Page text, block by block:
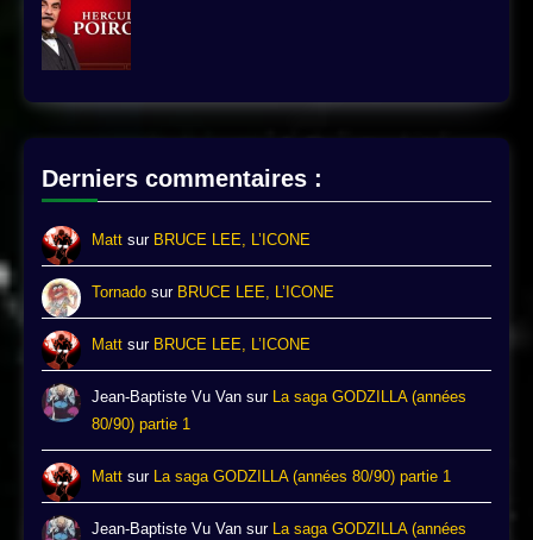
Derniers commentaires :
Matt sur BRUCE LEE, L’ICONE
Tornado sur BRUCE LEE, L’ICONE
Matt sur BRUCE LEE, L’ICONE
Jean-Baptiste Vu Van sur La saga GODZILLA (années
80/90) partie 1
Matt sur La saga GODZILLA (années 80/90) partie 1
Jean-Baptiste Vu Van sur La saga GODZILLA (années